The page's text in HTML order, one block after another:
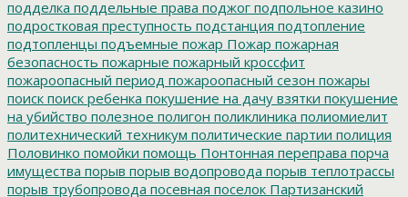
подделка поддельные права поджог подпольное казино
подростковая преступность подстанция подтопление
подтопленцы подъемные пожар Пожар пожарная
безопасность пожарные пожарный кроссфит
пожароопасный период пожароопасный сезон пожары
поиск поиск ребенка покушение на дачу взятки покушение
на убийство полезное полигон поликлиника полиомиелит
политехнический техникум политические партии полиция
Половинко помойки помощь Понтонная переправа порча
имущества порыв порыв водопровода порыв теплотрассы
порыв трубопровода посевная поселок Партизанский